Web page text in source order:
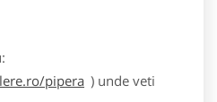
pipera ) unde veti